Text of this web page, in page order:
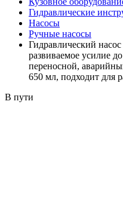
Гидравлические
Насосы
Ручные насосы
Гидравлический
развиваемое усилие
переносной,
650 мл, подходит для
В пути